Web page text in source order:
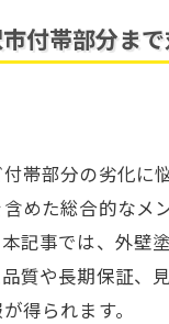
付帯部分ま
帯部分の劣化に
めた総合的なメ
記事では、外壁
質や長期保証
得られます。